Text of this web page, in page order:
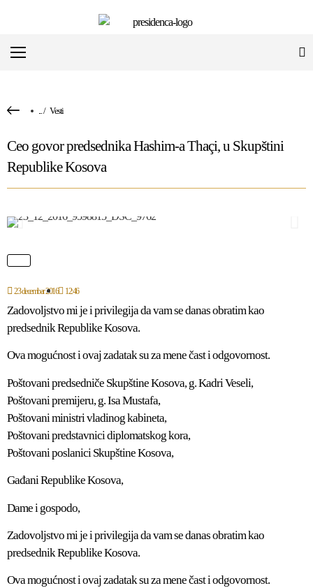
.../ Vesti
Ceo govor predsednika Hashim-a Thaçi, u Skupštini
Republike Kosova
23 decembar 2016 12:46
Zadovoljstvo mi je i privilegija da vam se danas obratim kao
predsednik Republike Kosova.
Ova mogućnost i ovaj zadatak su za mene čast i odgovornost.
Poštovani predsedniče Skupštine Kosova, g. Kadri Veseli,
Poštovani premijeru, g. Isa Mustafa,
Poštovani ministri vladinog kabineta,
Poštovani predstavnici diplomatskog kora,
Poštovani poslanici Skupštine Kosova,
Gađani Republike Kosova,
Dame i gospodo,
Zadovoljstvo mi je i privilegija da vam se danas obratim kao
predsednik Republike Kosova.
Ova mogućnost i ovaj zadatak su za mene čast i odgovornost.